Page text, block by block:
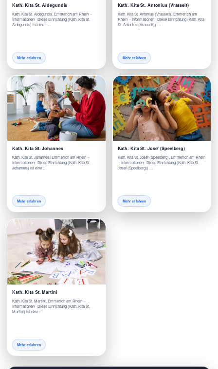
Kath. Kita St. Aldegundis
Kath. Kita St. Aldegundis, Emmerich am Rhein -
Informationen Diese Einrichtung (Kath. Kita St.
Aldegundis) ist eine …
Mehr erfahren
Kath. Kita St. Antonius (Vrasselt)
Kath. Kita St. Antonius (Vrasselt), Emmerich am
Rhein - Informationen Diese Einrichtung (Kath. Kita
St. Antonius (Vrasselt)) …
Mehr erfahren
Kath. Kita St. Johannes
Kath. Kita St. Johannes, Emmerich am Rhein -
Informationen Diese Einrichtung (Kath. Kita St.
Johannes) ist eine …
Mehr erfahren
Kath. Kita St. Josef (Speelberg)
Kath. Kita St. Josef (Speelberg), Emmerich am Rhein
- Informationen Diese Einrichtung (Kath. Kita St.
Josef (Speelberg)) …
Mehr erfahren
Kath. Kita St. Martini
Kath. Kita St. Martini, Emmerich am Rhein -
Informationen Diese Einrichtung (Kath. Kita St.
Martini) ist eine …
Mehr erfahren